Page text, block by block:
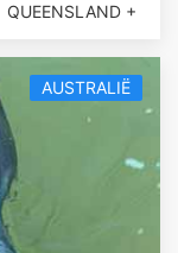
QUEENSLAND +
AUSTRALIË